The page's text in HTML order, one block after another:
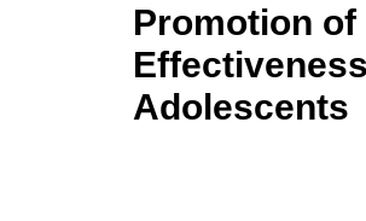
Promotion
Adolescents